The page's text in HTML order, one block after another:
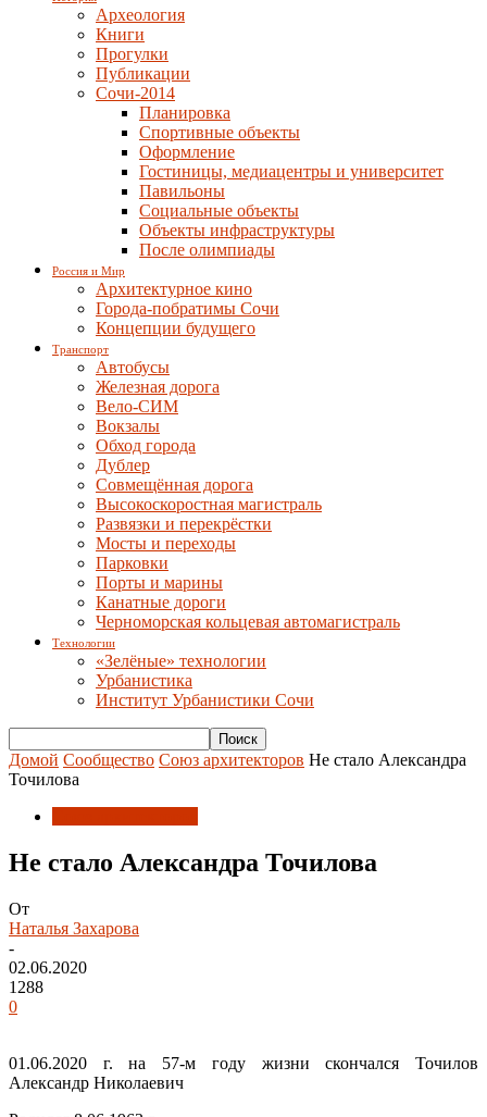
Археология
Книги
Прогулки
Публикации
Сочи-2014
Планировка
Спортивные объекты
Оформление
Гостиницы, медиацентры и университет
Павильоны
Социальные объекты
Объекты инфраструктуры
После олимпиады
Россия и Мир
Архитектурное кино
Города-побратимы Сочи
Концепции будущего
Транспорт
Автобусы
Железная дорога
Вело-СИМ
Вокзалы
Обход города
Дублер
Совмещённая дорога
Высокоскоростная магистраль
Развязки и перекрёстки
Мосты и переходы
Парковки
Порты и марины
Канатные дороги
Черноморская кольцевая автомагистраль
Технологии
«Зелёные» технологии
Урбанистика
Институт Урбанистики Сочи
Домой Сообщество Союз архитекторов Не стало Александра
Точилова
Не стало Александра Точилова
От
Наталья Захарова
-
02.06.2020
1288
0
01.06.2020 г. на 57-м году жизни скончался Точилов
Александр Николаевич